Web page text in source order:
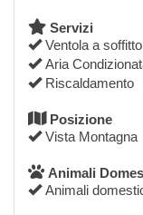
Servizi
Ventola a soffitto
Aria
Riscaldamento
Posizione
Vista Montagna
Animali
Animali